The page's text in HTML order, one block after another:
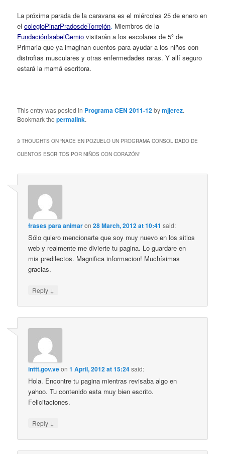
La próxima parada de la caravana es el miércoles 25 de enero en
elcolegioPinarPradosdeTorrejón. Miembros de la
FundaciónIsabelGemio visitarán a los escolares de 5º de
Primaria que ya imaginan cuentos para ayudar a los niños con
distrofias musculares y otras enfermedades raras. Y allí seguro
estará la mamá escritora.
This entry was posted in Programa CEN 2011-12bymjjerez.
Bookmark thepermalink.
3 THOUGHTS ON “NACE EN POZUELO UN PROGRAMA CONSOLIDADO DE
CUENTOS ESCRITOS POR NIÑOS CON CORAZÓN”
frases para animaron28 March, 2012 at 10:41 said:
Sólo quiero mencionarte que soy muy nuevo en los sitios
web y realmente me divierte tu pagina. Lo guardare en
mis predilectos. Magnifica informacion! Muchísimas
gracias.
Reply ↓
inttt.gov.veon1 April, 2012 at 15:24said:
Hola. Encontre tu pagina mientras revisaba algo en
yahoo. Tu contenido esta muy bien escrito.
Felicitaciones.
Reply ↓